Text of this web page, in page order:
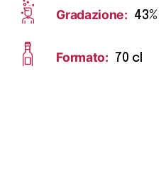
Gradazione: 43%
Formato: 70 cl